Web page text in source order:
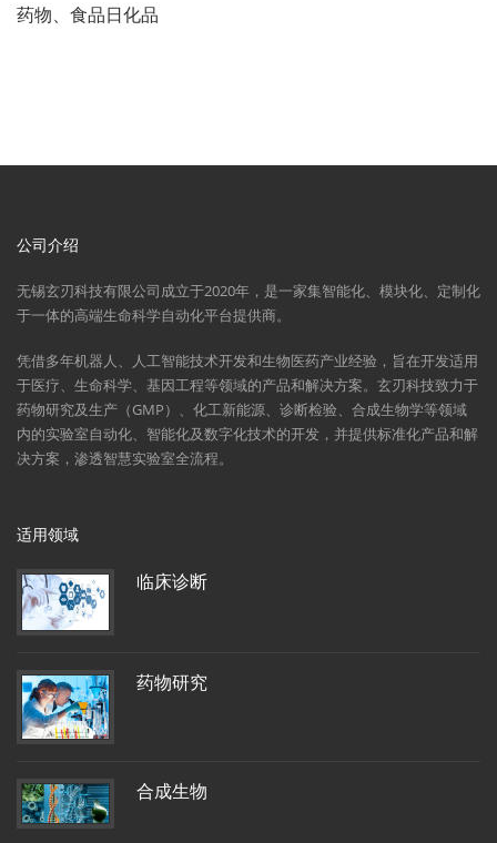
药物、食品日化品
公司介绍
无锡玄刃科技有限公司成立于2020年，是一家集智能化、模块化、定制化
于一体的高端生命科学自动化平台提供商。
凭借多年机器人、人工智能技术开发和生物医药产业经验，旨在开发适用
于医疗、生命科学、基因工程等领域的产品和解决方案。玄刃科技致力于
药物研究及生产（GMP）、化工新能源、诊断检验、合成生物学等领域
内的实验室自动化、智能化及数字化技术的开发，并提供标准化产品和解
决方案，渗透智慧实验室全流程。
适用领域
临床诊断
药物研究
合成生物